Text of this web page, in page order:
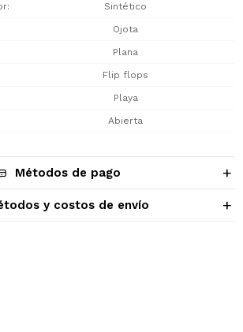
Sintético
Ojota
Plana
Flip flops
Playa
Abierta
Métodos de pago
y costos de envío